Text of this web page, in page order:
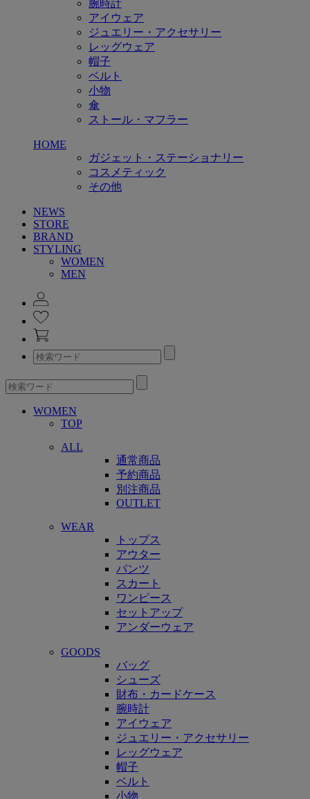
腕時計
アイウェア
ジュエリー・アクセサリー
レッグウェア
帽子
ベルト
小物
傘
ストール・マフラー
HOME
ガジェット・ステーショナリー
コスメティック
その他
NEWS
STORE
BRAND
STYLING
WOMEN
MEN
WOMEN
TOP
ALL
通常商品
予約商品
別注商品
OUTLET
WEAR
トップス
アウター
パンツ
スカート
ワンピース
セットアップ
アンダーウェア
GOODS
バッグ
シューズ
財布・カードケース
腕時計
アイウェア
ジュエリー・アクセサリー
レッグウェア
帽子
ベルト
小物